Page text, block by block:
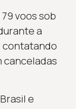
voos sob
a
contatando
canceladas
e